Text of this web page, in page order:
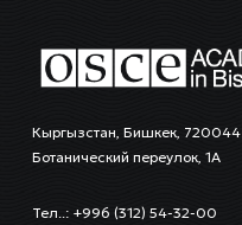
Кыргызстан, Бишкек, 720044
Ботанический переулок, 1А
Тел..: +996 (312) 54-32-00